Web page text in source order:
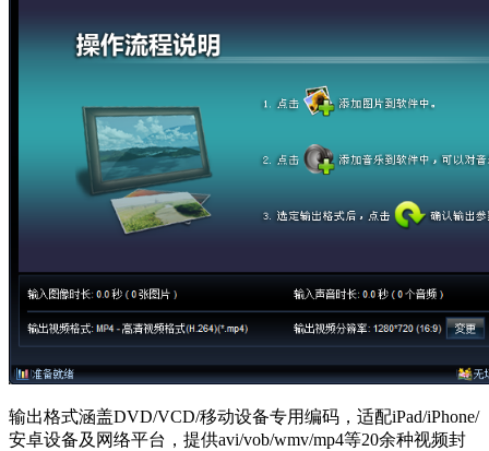
输出格式涵盖DVD/VCD/移动设备专用编码，适配iPad/iPhone/
安卓设备及网络平台，提供avi/vob/wmv/mp4等20余种视频封